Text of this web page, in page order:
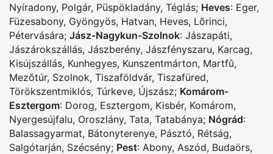
Nyíradony, Polgár, Püspökladány, Téglás; Heves: Eger,
Füzesabony, Gyöngyös, Hatvan, Heves, Lõrinci,
Pétervására; Jász-Nagykun-Szolnok: Jászapáti,
Jászárokszállás, Jászberény, Jászfényszaru, Karcag,
Kisújszállás, Kunhegyes, Kunszentmárton, Martfû,
Mezõtúr, Szolnok, Tiszaföldvár, Tiszafüred,
Törökszentmiklós, Túrkeve, Újszász; Komárom-
Esztergom: Dorog, Esztergom, Kisbér, Komárom,
Nyergesújfalu, Oroszlány, Tata, Tatabánya; Nógrád:
Balassagyarmat, Bátonyterenye, Pásztó, Rétság,
Salgótarján, Szécsény; Pest: Abony, Aszód, Budaörs,